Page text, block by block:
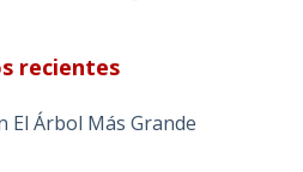
recientes
El Árbol Más Grande